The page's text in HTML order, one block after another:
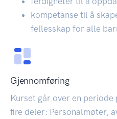
kompetanse til å
fellesskap for alle
Gjennomføring
Kurset går over en
fire deler: Personalmøter,